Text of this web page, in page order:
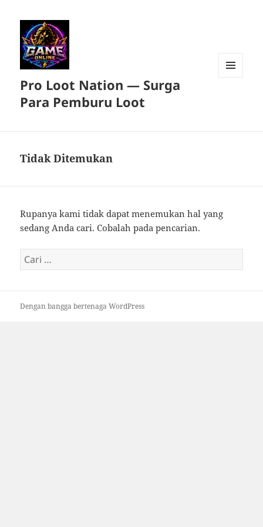
Pro Loot Nation — Surga
Para Pemburu Loot
Tidak Ditemukan
Rupanya kami tidak dapat menemukan hal yang
sedang Anda cari. Cobalah pada pencarian.
Cari
untuk:
Dengan bangga bertenaga WordPress